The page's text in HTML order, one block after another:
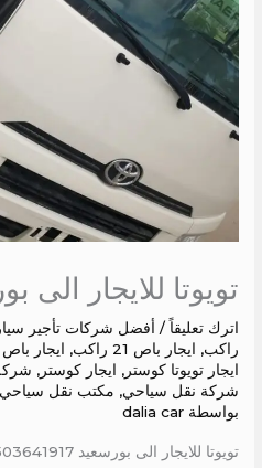
تويوتا للايجار الى
اترك تعليقاً / أفضل شركات تأجير
راكب, ايجار باص 21 راكب , ايجار باص 23 راكب
ايجار تويوتا كوستر, ايجار كوستر,
شركة نقل سياحي, مكتب نقل
بواسطة dalia car
تويوتا للايجار الى بورسعيد 01503641917